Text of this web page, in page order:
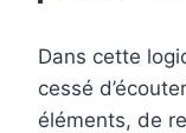
Dans cette
cessé
éléments, de